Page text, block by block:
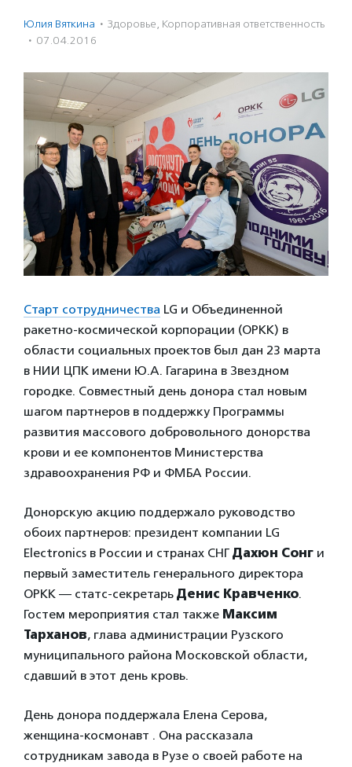
Юлия Вяткина · Здоровье, Корпоративная ответственность
· 07.04.2016
Старт сотрудничества LG и Объединенной
ракетно-космической корпорации (ОРКК) в
области социальных проектов был дан 23 марта
в НИИ ЦПК имени Ю.А. Гагарина в Звездном
городке. Совместный день донора стал новым
шагом партнеров в поддержку Программы
развития массового добровольного донорства
крови и ее компонентов Министерства
здравоохранения РФ и ФМБА России.
Донорскую акцию поддержало руководство
обоих партнеров: президент компании LG
Electronics в России и странах СНГ Дахюн Сонг и
первый заместитель генерального директора
ОРКК — статс-секретарь Денис Кравченко.
Гостем мероприятия стал также Максим
Тарханов, глава администрации Рузского
муниципального района Московской области,
сдавший в этот день кровь.
День донора поддержала Елена Серова,
женщина-космонавт . Она рассказала
сотрудникам завода в Рузе о своей работе на